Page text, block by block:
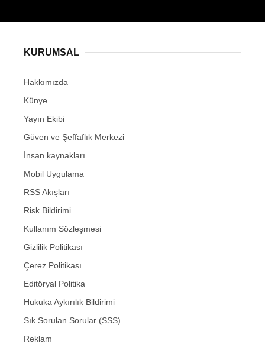
KURUMSAL
Hakkımızda
Künye
Yayın Ekibi
Güven ve Şeffaflık Merkezi
İnsan kaynakları
Mobil Uygulama
RSS Akışları
Risk Bildirimi
Kullanım Sözleşmesi
Gizlilik Politikası
Çerez Politikası
Editöryal Politika
Hukuka Aykırılık Bildirimi
Sık Sorulan Sorular (SSS)
Reklam